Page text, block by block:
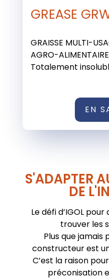
GREASE
GRAISSE MULTI-
AGRO-
Totalement
EN
S'ADAPTER
DE
Le défi d’IGOL
trouver les
Plus que
constructeur est
C’est la raison
préconisation